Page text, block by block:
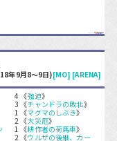
年9月8〜9日)[MO] [ARENA]
4 《強迫》
3 《チャンドラの敗北》
1 《マグマのしぶき》
2 《大災厄》
1 《耕作者の荷馬車》
2 《ウルザの後継、カー